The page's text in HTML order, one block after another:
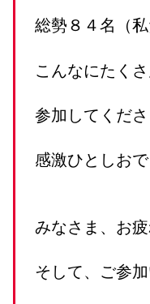
総勢８４名（私
こんなにたく
参加してくださ
感激ひとしおで
みなさま、お疲
そして、ご参